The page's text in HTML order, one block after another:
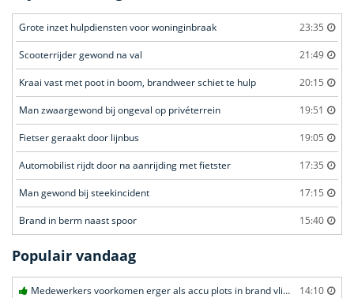
Grote inzet hulpdiensten voor woninginbraak 23:35
Scooterrijder gewond na val 21:49
Kraai vast met poot in boom, brandweer schiet te hulp 20:15
Man zwaargewond bij ongeval op privéterrein 19:51
Fietser geraakt door lijnbus 19:05
Automobilist rijdt door na aanrijding met fietster 17:35
Man gewond bij steekincident 17:15
Brand in berm naast spoor 15:40
Populair vandaag
Medewerkers voorkomen erger als accu plots in brand vliegt in Amersfoort 14:10